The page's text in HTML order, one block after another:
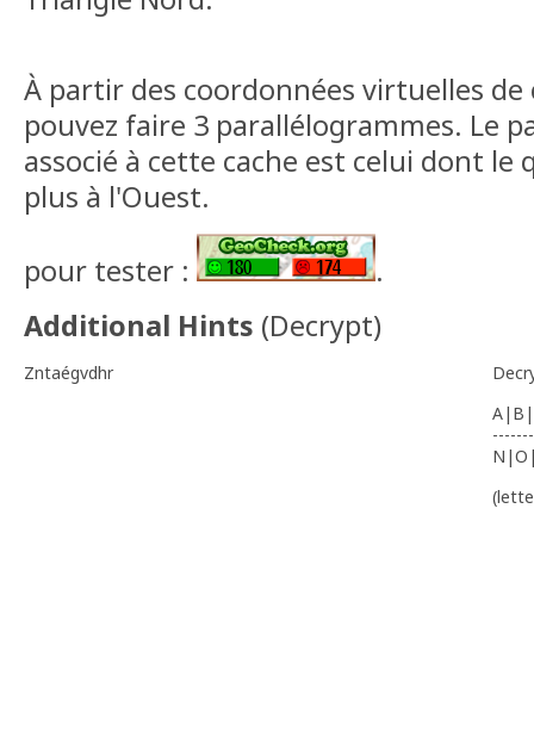
À partir des coordonnées virtuelles de
pouvez faire 3 parallélogrammes. Le
associé à cette cache est celui dont
plus à l'Ouest.
pour tester :
.
Additional Hints (Decrypt)
Zntaégvdhr